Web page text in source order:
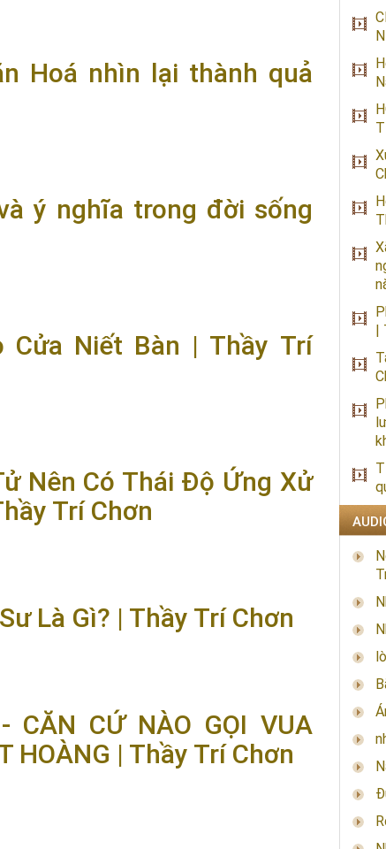
Hoá nhìn lại thành quả
ý nghĩa trong đời sống
Cửa Niết Bàn | Thầy Trí
Nên Có Thái Độ Ứng Xử
Trí Chơn
Là Gì? | Thầy Trí Chơn
CĂN CỨ NÀO GỌI VUA
HOÀNG | Thầy Trí Chơn
|